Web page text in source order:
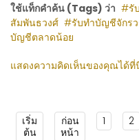
ใช้แท็กคำค้น (Tags) ว่า
รั
สัมพันธวงศ์
รับทำบัญชีจักร
บัญชีตลาดน้อย
แสดงความคิดเห็นของคุณได้ที่
เริ่ม
ต้น
ก่อน
หน้า
1 2